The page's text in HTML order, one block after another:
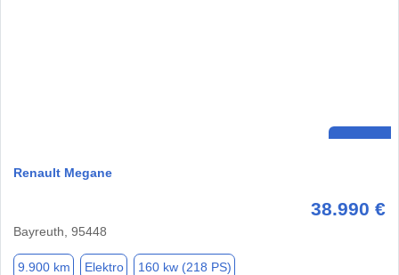
Renault Megane
38.990 €
Bayreuth, 95448
9.900 km Elektro 160 kw (218 PS)